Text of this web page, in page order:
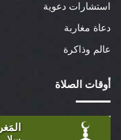
استشارات دعوية
دعاة مغاربة
عالم وذاكرة
أوقات الصلاة